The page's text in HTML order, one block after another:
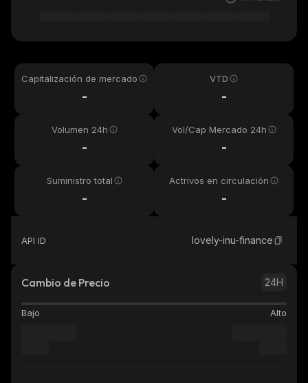
Capitalización de mercado
-
VTD
-
Volumen 24h
-
Vol/Cap Mercado 24h
-
Suministro total
-
Actrivos en circulación
-
API ID lovely-inu-finance
Cambio de Precio 24H
Bajo Alto